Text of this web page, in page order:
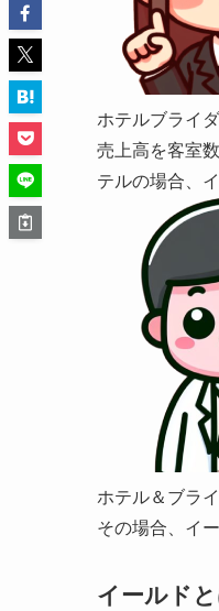
ホテルブライ
売上高を客室
テルの場合、
ホテル＆ブラ
その場合、イ
イールドと